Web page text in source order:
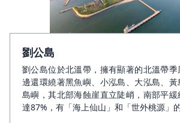
劉公島
劉公島位於北溫帶，擁有顯著的北溫帶
邊還環繞著黑魚嶼、小泓島、大泓島、
島嶼，其北部海蝕崖直立陡峭，南部平
達87%，有「海上仙山」和「世外桃源」的